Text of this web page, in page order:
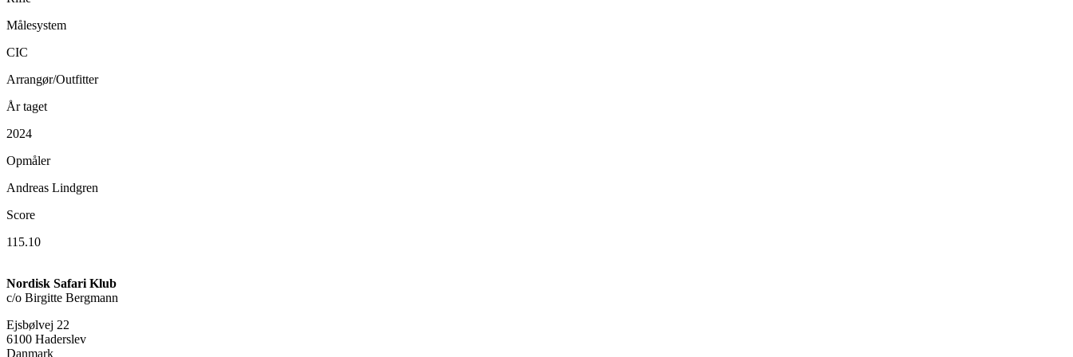
Målesystem
CIC
Arrangør/Outfitter
År taget
2024
Opmåler
Andreas Lindgren
Score
115.10
Nordisk Safari Klub
c/o Birgitte Bergmann
Ejsbølvej 22
6100 Haderslev
Danmark